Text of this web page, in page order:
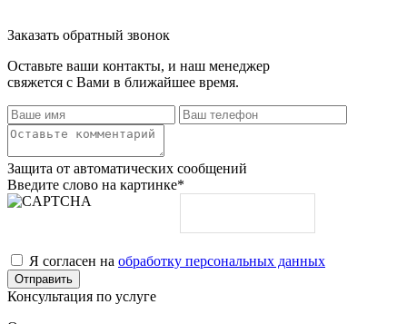
Заказать обратный звонок
Оставьте ваши контакты, и наш менеджер
свяжется с Вами в ближайшее время.
Защита от автоматических сообщений
Введите слово на картинке*
Я согласен на обработку персональных данных
Консультация по услуге